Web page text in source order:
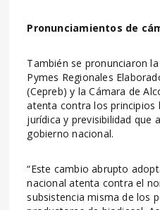
Pronunciamientos de
También se pronunciaron
Pymes Regionales
(Cepreb) y la Cámara de
atenta contra los principios
jurídica y previsibilidad que
gobierno nacional.
“Este cambio abrupto
nacional atenta contra el
subsistencia misma de los